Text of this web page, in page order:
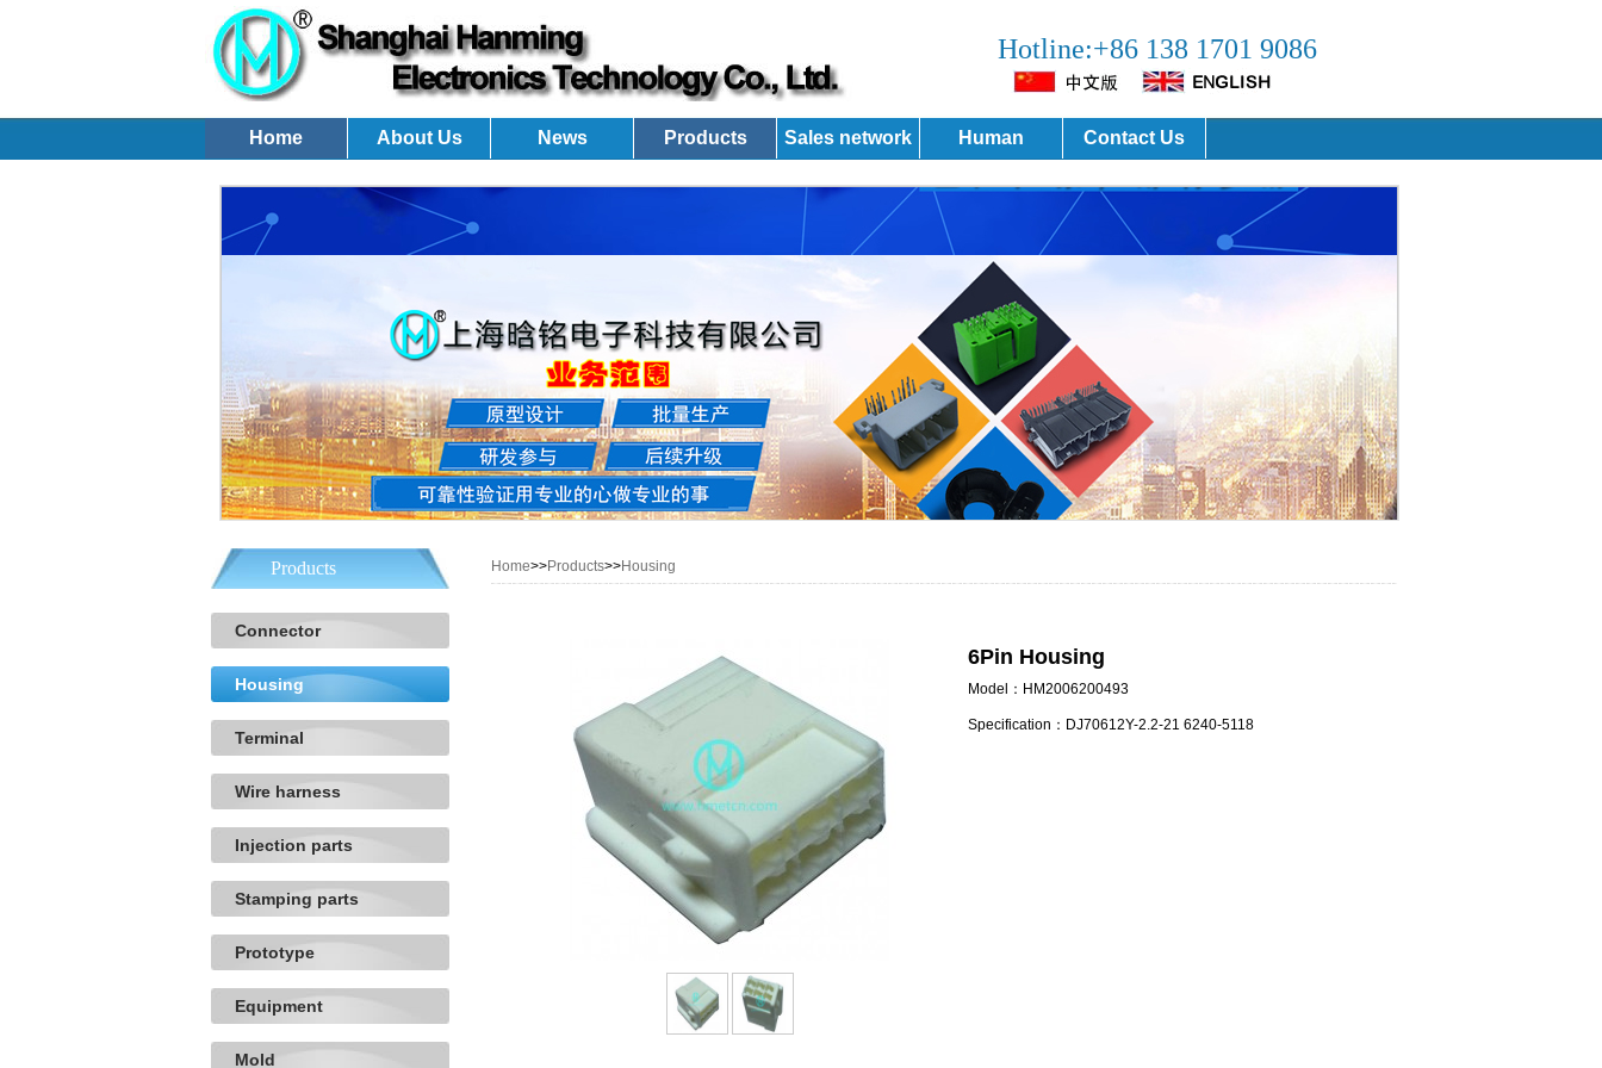
Hotline:+86 138 1701 9086
Home About Us News Products Sales network
Human
Contact Us
Products
Connector
Housing
Terminal
Wire harness
Injection parts
Stamping parts
Prototype
Equipment
Mold
Home>>Products>>Housing
6Pin Housing
Model：HM2006200493
Specification：DJ70612Y-2.2-21 6240-5118